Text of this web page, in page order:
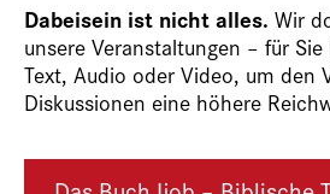
Dabeisein ist nicht alles. Wir
unsere Veranstaltungen – für
Text, Audio oder Video, um den
Diskussionen eine höhere